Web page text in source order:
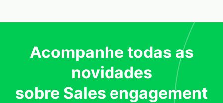
Acompanhe todas as
novidades
sobre Sales engagement